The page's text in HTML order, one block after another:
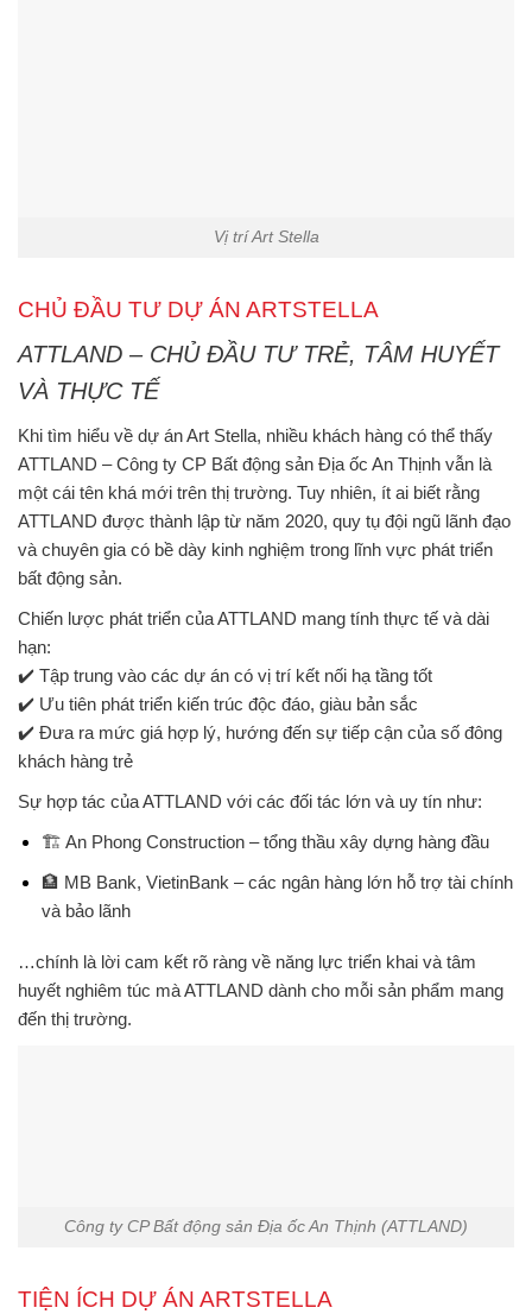
Vị trí Art Stella
CHỦ ĐẦU TƯ DỰ ÁN ARTSTELLA
ATTLAND – CHỦ ĐẦU TƯ TRẺ, TÂM HUYẾT
VÀ THỰC TẾ
Khi tìm hiểu về dự ánArt Stella, nhiều khách hàng có thể thấy
ATTLAND – Công ty CP Bất động sản Địa ốc An Thịnh vẫn là
một cái tên khá mới trên thị trường. Tuy nhiên, ít ai biết rằng
ATTLAND được thành lập từ năm 2020, quy tụ đội ngũ lãnh đạo
và chuyên gia có bề dày kinh nghiệm trong lĩnh vực phát triển
bất động sản.
Chiến lược phát triển của ATTLAND mang tính thực tế và dài
hạn:
✔️ Tập trung vào các dự án có vị trí kết nối hạ tầng tốt
✔️ Ưu tiên phát triển kiến trúc độc đáo, giàu bản sắc
✔️ Đưa ra mức giá hợp lý, hướng đến sự tiếp cận của số đông
khách hàng trẻ
Sự hợp tác của ATTLAND với các đối tác lớn và uy tín như:
🏗 An Phong Construction– tổng thầu xây dựng hàng đầu
🏦 MB Bank, VietinBank – các ngân hàng lớn hỗ trợ tài chính
và bảo lãnh
…chính là lời cam kết rõ ràng về năng lực triển khai và tâm
huyết nghiêm túc mà ATTLAND dành cho mỗi sản phẩm mang
đến thị trường.
Công ty CP Bất động sản Địa ốc An Thịnh (ATTLAND)
TIỆN ÍCH DỰ ÁN ARTSTELLA